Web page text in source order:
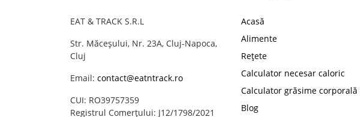
EAT & TRACK S.R.L
Str. Măceșului, Nr. 23A, Cluj-Napoca,
Cluj
Email: contact@eatntrack.ro
CUI: RO39757359
Registrul Comerțului: J12/1798/2021
Acasă
Alimente
Rețete
Calculator necesar caloric
Calculator grăsime corporală
Blog